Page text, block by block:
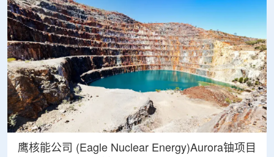
鹰核能公司 (Eagle Nuclear Energy)Aurora铀项目